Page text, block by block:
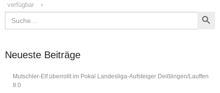
verfügbar
›
Search
for:
Search Button
Neueste Beiträge
Mutschler-Elf überrollt im Pokal Landesliga-Aufsteiger Deißlingen/Lauffen
8:0